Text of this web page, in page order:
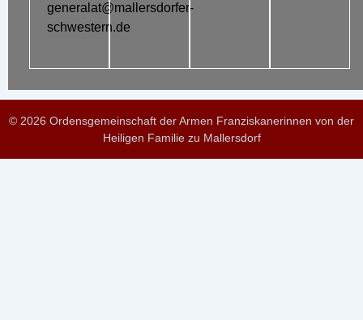
generalat@mallersdorfer-
schwestern.de
© 2026 Ordensgemeinschaft der Armen Franziskanerinnen von der
Heiligen Familie zu Mallersdorf